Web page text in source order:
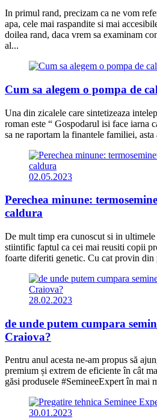
In primul rand, precizam ca ne vom
apa, cele mai raspandite si mai
doilea rand, daca vrem sa examinam
al...
Cum sa alegem o pompa de
Una din zicalele care sintetizeaza
roman este “ Gospodarul isi face iarna
sa ne raportam la finantele familiei, asta
02.05.2023
Perechea minune:
caldura
De mult timp era cunoscut si in
stiintific faptul ca cei mai reusiti copii
foarte diferiti genetic. Cu cat provin din
28.02.2023
de unde putem cumpara
Craiova?
Pentru anul acesta ne-am propus să
premium și extrem de eficiente în cât
găsi produsele #SemineeExpert în mai
30.01.2023